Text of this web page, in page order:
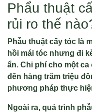
Phẩu thuật
rủi ro thế
Phẫu thuật cấy tóc là
hồi mái tóc nhưng đi
ẩn. Chi phí cho một
đến hàng trăm triệu
phương pháp thực
Ngoài ra, quá trình